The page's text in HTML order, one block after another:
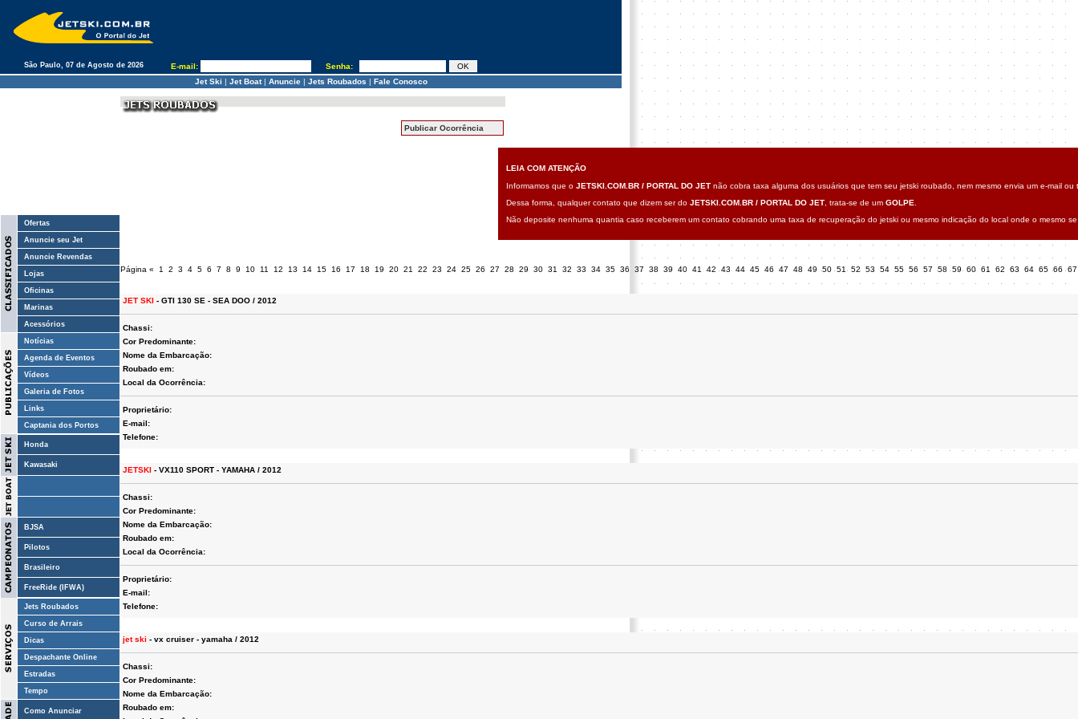
São Paulo, 07 de Agosto de 2026 E-mail:
Senha:
Jet Ski | Jet Boat| Anuncie| Jets Roubados | Fale Conosco
Ofertas
Anuncie seu Jet
Anuncie Revendas
Lojas
Oficinas
Marinas
Acessórios
Notícias
Agenda de Eventos
Vídeos
Galeria de Fotos
Links
Captania dos Portos
Honda
Kawasaki
BJSA
Pilotos
Brasileiro
FreeRide (IFWA)
Jets Roubados
Curso de Arrais
Dicas
Despachante Online
Estradas
Tempo
Como Anunciar
Publicar Ocorrência
LEIA COM ATENÇÃO
Informamos que o JETSKI.COM.BR / PORTAL DO JETnão cobra taxa alguma dos usuários que tem seu jetski roubado, nem mesmo envia um e-mail
Dessa forma, qualquer contato que dizem ser do JETSKI.COM.BR / PORTAL DO JET, trata-se de um GOLPE
Não deposite nenhuma quantia caso receberem um contato cobrando uma taxa de recuperação do jetski ou mesmo indicação do local onde o mesmo
Página « 1 2 3 4 5 6 7 8 9 10 11 12 13 14 15 16 17 18 19 20 21 22 23 24 25 26 27 28 29 30 31 32 33 34 35 36 37 38 39 40 41 42 43 44 45 46 47 48 49 50 51 52 53 54 55 56 57 58 59 60 61 62 63 64 65 66
JET SKI - GTI 130 SE - SEA DOO / 2012
Chassi:
Cor Predominante:
Nome da Embarcação:
Roubado em:
Local da Ocorrência:
Proprietário:
E-mail:
Telefone:
JETSKI - VX110 SPORT - YAMAHA / 2012
Chassi:
Cor Predominante:
Nome da Embarcação:
Roubado em:
Local da Ocorrência:
Proprietário:
E-mail:
Telefone:
jet ski - vx cruiser - yamaha / 2012
Chassi:
Cor Predominante:
Nome da Embarcação:
Roubado em: